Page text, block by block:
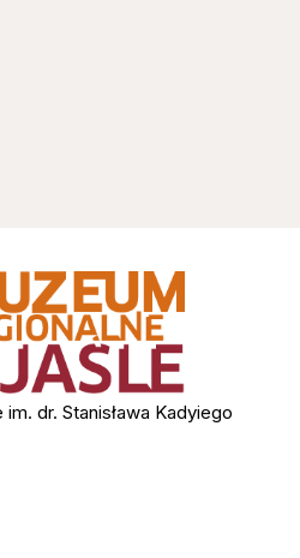
dr. Stanisława Kadyiego